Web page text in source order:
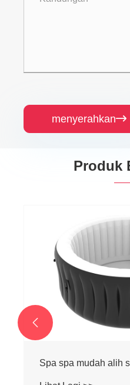
menyerahkan
Produk
Spa menetapkan
